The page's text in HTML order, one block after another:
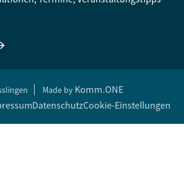
Made by Komm.ONE
DatenschutzCookie-Einstellungen